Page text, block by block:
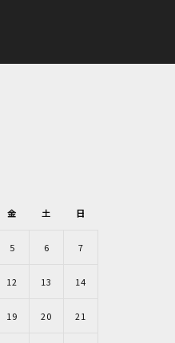
金 土 日
5 6 7
12 13 14
19 20 21